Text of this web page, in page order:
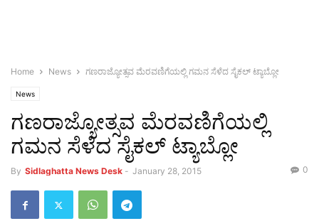
Home News ಗಣರಾಜ್ಯೋತ್ಸವ ಮೆರವಣಿಗೆಯಲ್ಲಿ ಗಮನ ಸೆಳೆದ ಸೈಕಲ್ ಟ್ಯಾಬ್ಲೋ
News
ಗಣರಾಜ್ಯೋತ್ಸವ ಮೆರವಣಿಗೆಯಲ್ಲಿ
ಗಮನ ಸೆಳೆದ ಸೈಕಲ್ ಟ್ಯಾಬ್ಲೋ
By Sidlaghatta News Desk - January 28, 2015 0